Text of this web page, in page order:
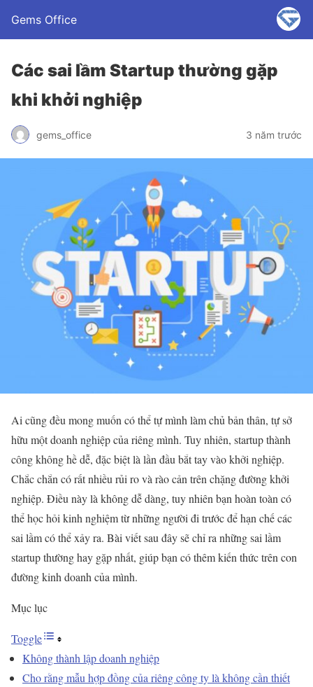
Gems Office
Các sai lầm Startup thường gặp
khi khởi nghiệp
gems_office 3 năm trước
Ai cũng đều mong muốn có thể tự mình làm chủ bản thân, tự sở
hữu một doanh nghiệp của riêng mình. Tuy nhiên, startup thành
công không hề dễ, đặc biệt là lần đầu bắt tay vào khởi nghiệp.
Chắc chắn có rất nhiều rủi ro và rào cản trên chặng đường khởi
nghiệp. Điều này là không dễ dàng, tuy nhiên bạn hoàn toàn có
thể học hỏi kinh nghiệm từ những người đi trước để hạn chế các
sai lầm có thể xảy ra. Bài viết sau đây sẽ chỉ ra những sai lầm
startup thường hay gặp nhất, giúp bạn có thêm kiến thức trên con
đường kinh doanh của mình.
Mục lục
Toggle
Không thành lập doanh nghiệp
Cho rằng mẫu hợp đồng của riêng công ty là không cần thiết